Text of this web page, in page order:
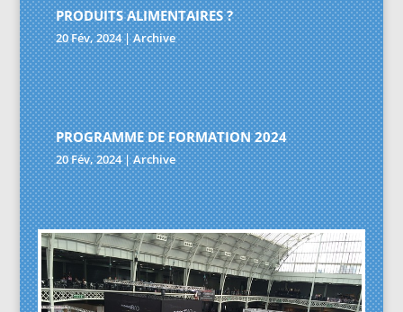
PRODUITS ALIMENTAIRES ?
20 Fév, 2024|Archive
PROGRAMME DE FORMATION 2024
20 Fév, 2024|Archive